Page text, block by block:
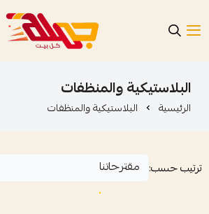
متجر جملة
البلاستيكية والمنظفات
الرئيسية البلاستيكية والمنظفات
ترتيب حسب: